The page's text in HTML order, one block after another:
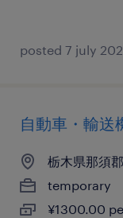
posted 7 july
自動車・輸送
栃木県那須
temporary
¥1300.00